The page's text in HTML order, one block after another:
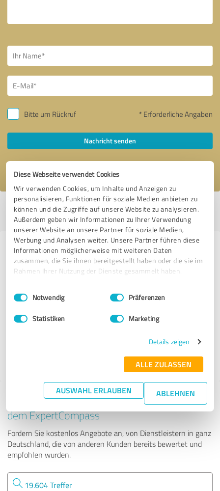
Diese Webseite verwendet Cookies
Wir verwenden Cookies, um Inhalte und Anzeigen zu
personalisieren, Funktionen für soziale Medien anbieten zu
können und die Zugriffe auf unsere Website zu analysieren.
Außerdem geben wir Informationen zu Ihrer Verwendung
unserer Website an unsere Partner für soziale Medien,
Werbung und Analysen weiter. Unsere Partner führen diese
Informationen möglicherweise mit weiteren Daten
zusammen, die Sie ihnen bereitgestellt haben oder die sie im
Rahmen Ihrer Nutzung der Dienste gesammelt haben.
Impressum Datenschutzbestimmungen
Einwilligungsauswahl
Notwendig Präferenzen
Statistiken Marketing
Details zeigen
ALLE ZULASSEN
AUSWAHL ERLAUBEN ABLEHNEN
Bitte um Rückruf * Erforderliche Angaben
Nachricht senden
Ich stimme den
Profil aktiv seit 03.05.2023 |Letzte Aktualisierung: 03.05.2023|Profil
melden
Erfahrungen zu weiteren
Anbietern aus dem Bereich
Naria Akademie
Tipp: Die passenden Experten finden - mit
dem ExpertCompass
Fordern Sie kostenlos Angebote an, von Dienstleistern in ganz
Deutschland, die von anderen Kunden bereits bewertet und
empfohlen wurden.
19.604 Treffer